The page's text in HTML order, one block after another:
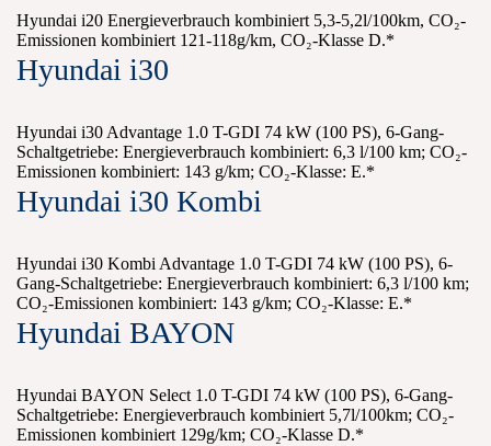
Hyundai i20 Energieverbrauch kombiniert 5,3-5,2l/100km, CO₂-
Emissionen kombiniert 121-118g/km, CO₂-Klasse D.*
Hyundai i30
Hyundai i30 Advantage 1.0 T-GDI 74 kW (100 PS), 6-Gang-
Schaltgetriebe: Energieverbrauch kombiniert: 6,3 l/100 km; CO₂-
Emissionen kombiniert: 143 g/km; CO₂-Klasse: E.*
Hyundai i30 Kombi
Hyundai i30 Kombi Advantage 1.0 T-GDI 74 kW (100 PS), 6-
Gang-Schaltgetriebe: Energieverbrauch kombiniert: 6,3 l/100 km;
CO₂-Emissionen kombiniert: 143 g/km; CO₂-Klasse: E.*
Hyundai BAYON
Hyundai BAYON Select 1.0 T-GDI 74 kW (100 PS), 6-Gang-
Schaltgetriebe: Energieverbrauch kombiniert 5,7l/100km; CO₂-
Emissionen kombiniert 129g/km; CO₂-Klasse D.*